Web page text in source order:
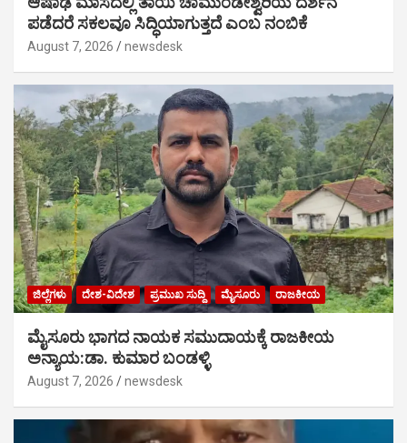
ಪಡೆದರೆ ಸಕಲವೂ ಸಿದ್ಧಿಯಾಗುತ್ತದೆ ಎಂಬ ನಂಬಿಕೆ
August 7, 2026 newsdesk
ಜಿಲ್ಲೆಗಳು ದೇಶ-ವಿದೇಶ ಪ್ರಮುಖ ಸುದ್ದಿ ಮೈಸೂರು ರಾಜಕೀಯ
ಮೈಸೂರು ಭಾಗದ ನಾಯಕ ಸಮುದಾಯಕ್ಕೆ ರಾಜಕೀಯ
ಅನ್ಯಾಯ:ಡಾ. ಕುಮಾರ ಬಂಡಳ್ಳಿ
August 7, 2026 newsdesk